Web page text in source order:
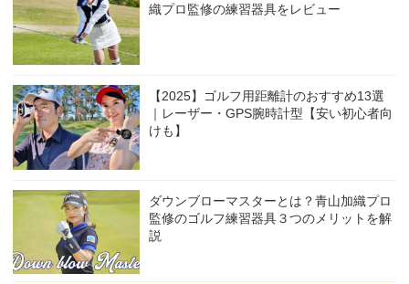
織プロ監修の練習器具をレビュー
【2025】ゴルフ用距離計のおすすめ13選
｜レーザー・GPS腕時計型【安い初心者向
けも】
ダウンブローマスターとは？青山加織プロ
監修のゴルフ練習器具３つのメリットを解
説